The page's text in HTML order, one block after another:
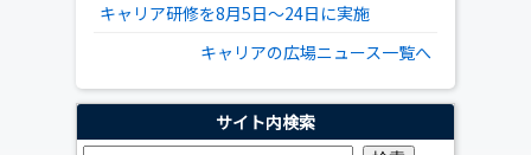
キャリア研修を8月5日～24日に実施
キャリアの広場ニュース一覧へ
サイト内検索